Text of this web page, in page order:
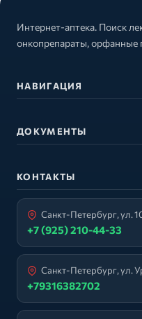
Интернет-аптека. Поиск
онкопрепараты, орфанные
НАВИГАЦИЯ
ДОКУМЕНТЫ
КОНТАКТЫ
Санкт-Петербург, ул.
+7 (925) 210-44-33
Санкт-Петербург, ул.
+79316382702